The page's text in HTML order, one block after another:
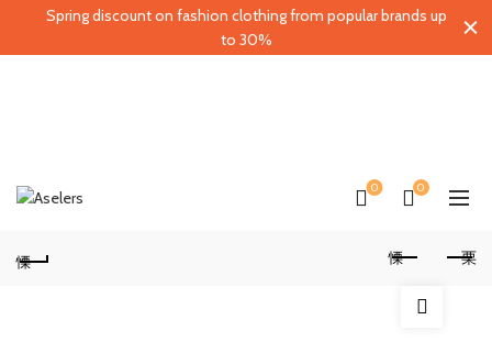
0 0
Spring discount on fashion clothing from popular brands up
to 30%